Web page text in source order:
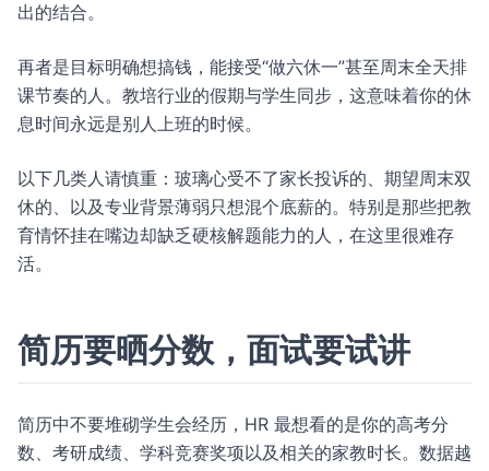
出的结合。
再者是目标明确想搞钱，能接受“做六休一”甚至周末全天排
课节奏的人。教培行业的假期与学生同步，这意味着你的休
息时间永远是别人上班的时候。
以下几类人请慎重：玻璃心受不了家长投诉的、期望周末双
休的、以及专业背景薄弱只想混个底薪的。特别是那些把教
育情怀挂在嘴边却缺乏硬核解题能力的人，在这里很难存
活。
简历要晒分数，面试要试讲
简历中不要堆砌学生会经历，HR 最想看的是你的高考分
数、考研成绩、学科竞赛奖项以及相关的家教时长。数据越